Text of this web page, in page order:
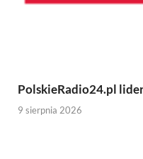
PolskieRadio24.pl
9 sierpnia 2026